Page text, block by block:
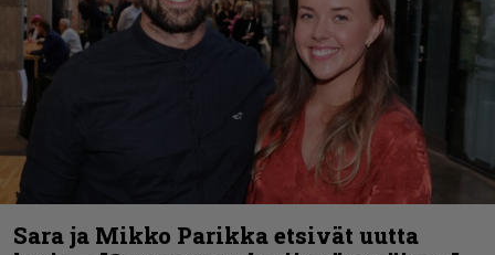
Sara ja Mikko Parikka etsivät uutta